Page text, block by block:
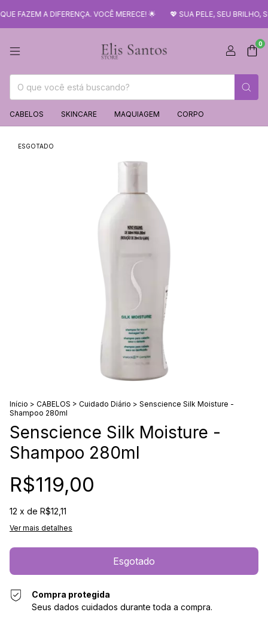
A DIFERENÇA. VOCÊ MERECE! 🌟 💖 SUA PELE, SEU BRILHO, SEU
0
CABELOS SKINCARE MAQUIAGEM CORPO
ESGOTADO
Início > CABELOS > Cuidado Diário > Senscience Silk Moisture -
Shampoo 280ml
Senscience Silk Moisture -
Shampoo 280ml
R$119,00
12 x de R$12,11
Ver mais detalhes
Compra protegida
Seus dados cuidados durante toda a compra.